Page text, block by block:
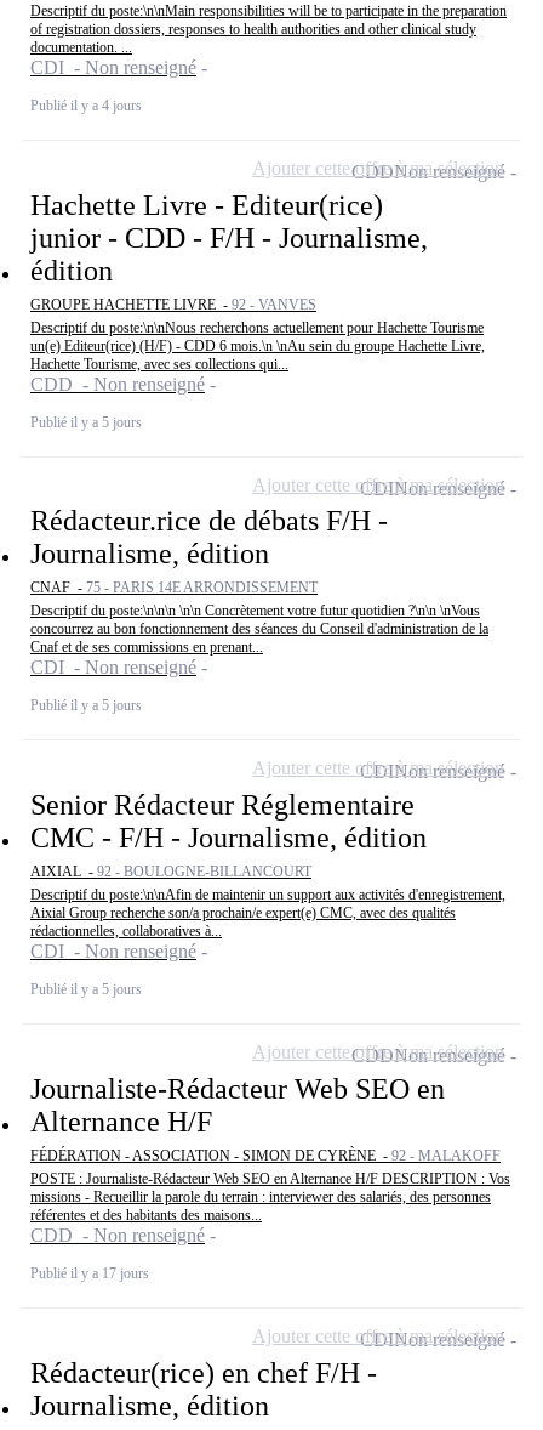
Descriptif du poste:\n\nMain responsibilities will be to participate in the preparation
of registration dossiers, responses to health authorities and other clinical study
documentation. ...
CDI - Non renseigné
Publié il y a 4 jours
Hachette Livre - Editeur(rice)
junior - CDD - F/H - Journalisme,
édition
GROUPE HACHETTE LIVRE - 92 - VANVES
Descriptif du poste:\n\nNous recherchons actuellement pour Hachette Tourisme
un(e) Editeur(rice) (H/F) - CDD 6 mois.\n \nAu sein du groupe Hachette Livre,
Hachette Tourisme, avec ses collections qui...
CDD - Non renseigné
Publié il y a 5 jours
CDDNon renseigné
Ajouter cette offre à ma sélection
Rédacteur.rice de débats F/H -
Journalisme, édition
CNAF - 75 - PARIS 14E ARRONDISSEMENT
Descriptif du poste:\n\n\n \n\n Concrètement votre futur quotidien ?\n\n \nVous
concourrez au bon fonctionnement des séances du Conseil d'administration de la
Cnaf et de ses commissions en prenant...
CDI - Non renseigné
Publié il y a 5 jours
CDINon renseigné
Ajouter cette offre à ma sélection
Senior Rédacteur Réglementaire
CMC - F/H - Journalisme, édition
AIXIAL - 92 - BOULOGNE-BILLANCOURT
Descriptif du poste:\n\nAfin de maintenir un support aux activités d'enregistrement,
Aixial Group recherche son/a prochain/e expert(e) CMC, avec des qualités
rédactionnelles, collaboratives à...
CDI - Non renseigné
Publié il y a 5 jours
CDINon renseigné
Ajouter cette offre à ma sélection
Journaliste-Rédacteur Web SEO en
Alternance H/F
FÉDÉRATION - ASSOCIATION - SIMON DE CYRÈNE - 92 - MALAKOFF
POSTE : Journaliste-Rédacteur Web SEO en Alternance H/F DESCRIPTION : Vos
missions - Recueillir la parole du terrain : interviewer des salariés, des personnes
référentes et des habitants des maisons...
CDD - Non renseigné
Publié il y a 17 jours
CDDNon renseigné
Ajouter cette offre à ma sélection
Rédacteur(rice) en chef F/H -
Journalisme, édition
CDINon renseigné
Ajouter cette offre à ma sélection